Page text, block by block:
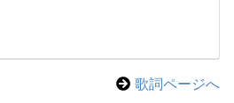
歌詞ページへ